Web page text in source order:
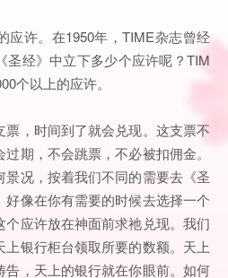
应许。在1950年，TIME杂志曾经
圣经》中立下多少个应许呢？TIM
个以上的应许。
，时间到了就会兑现。这支票不
期，不会跳票，不必被扣佣金。
况，按着我们不同的需要去《圣
像在你有需要的时候去选择一个
应许放在神面前求祂兑现。我们
银行柜台领取所要的数额。天上
告，天上的银行就在你眼前。如何